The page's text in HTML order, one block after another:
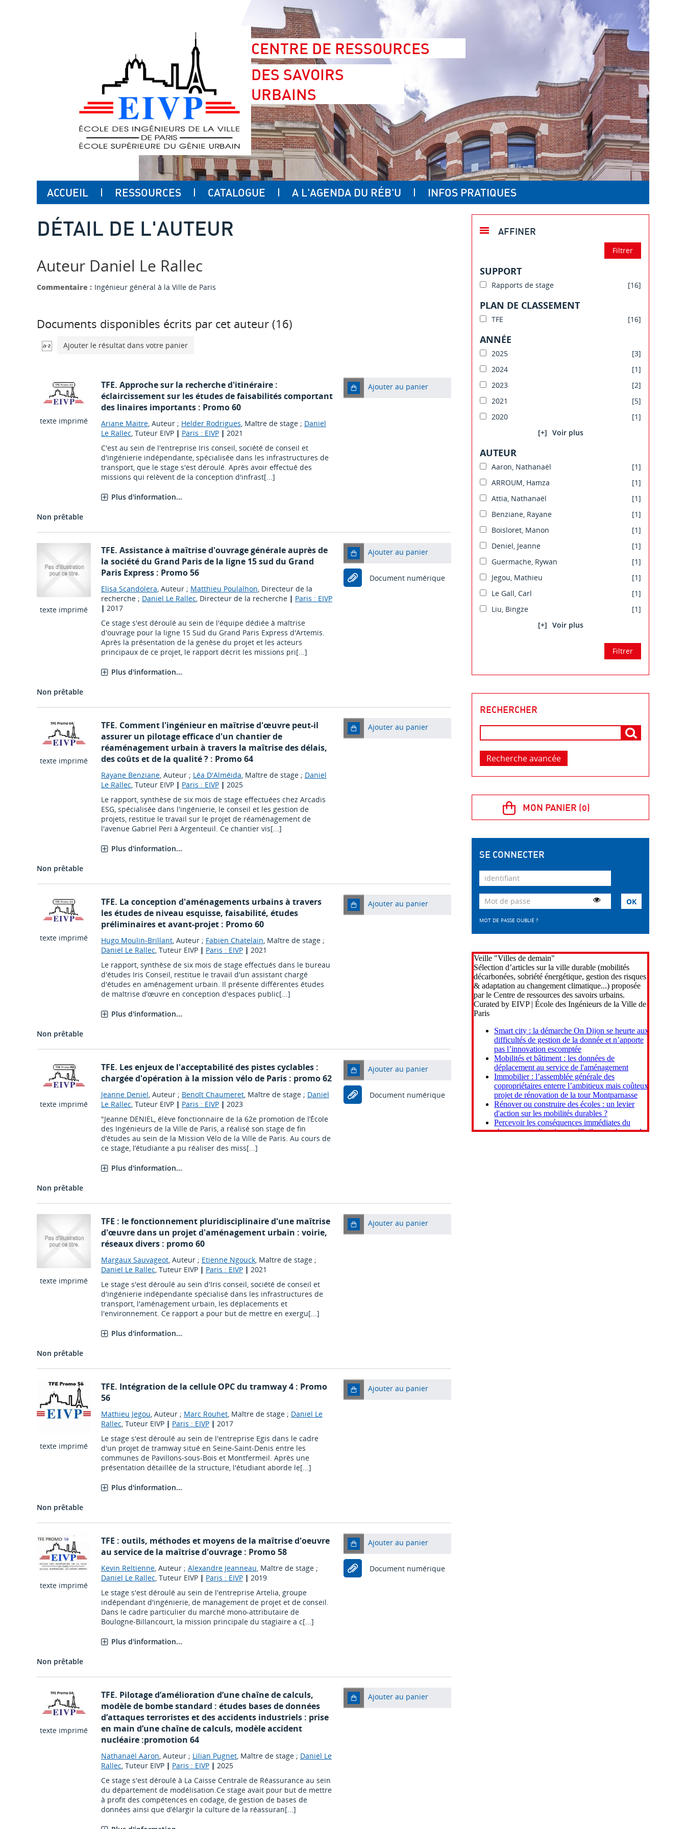
CENTRE DE RESSOURCES
DES SAVOIRS
URBAINS
ACCUEIL RESSOURCES CATALOGUE A L'AGENDA DU RÉB'U INFOS PRATIQUES
DÉTAIL DE L'AUTEUR
Auteur Daniel Le Rallec
Commentaire : Ingénieur général à la Ville de Paris
Documents disponibles écrits par cet auteur (16)
Ajouter le résultat dans votre panier
texte imprimé
TFE. Approche sur la recherche d'itinéraire :
éclaircissement sur les études de faisabilités comportant
des linaires importants : Promo 60
Ariane Maitre, Auteur ; Helder Rodrigues, Maître de stage ; Daniel
Le Rallec, Tuteur EIVP | Paris : EIVP| 2021
C'est au sein de l'entreprise Iris conseil, société de conseil et
d'ingénierie indépendante, spécialisée dans les infrastructures de
transport, que le stage s'est déroulé. Après avoir effectué des
missions qui relèvent de la conception d'infrast[...]
Plus d'information...
Ajouter au panier
Non prêtable
texte imprimé
TFE. Assistance à maîtrise d'ouvrage générale auprès de
la société du Grand Paris de la ligne 15 sud du Grand
Paris Express : Promo 56
Elisa Scandolera, Auteur ; Matthieu Poulalhon, Directeur de la
recherche ; Daniel Le Rallec, Directeur de la recherche | Paris : EIVP
| 2017
Ce stage s'est déroulé au sein de l'équipe dédiée à maîtrise
d'ouvrage pour la ligne 15 Sud du Grand Paris Express d'Artemis.
Après la présentation de la genèse du projet et les acteurs
principaux de ce projet, le rapport décrit les missions pri[...]
Plus d'information...
Ajouter au panier
Document numérique
Non prêtable
texte imprimé
TFE. Comment l'ingénieur en maîtrise d'œuvre peut-il
assurer un pilotage efficace d'un chantier de
réaménagement urbain à travers la maîtrise des délais,
des coûts et de la qualité ? : Promo 64
Rayane Benziane, Auteur ; Léa D'Alméida, Maître de stage ; Daniel
Le Rallec, Tuteur EIVP | Paris : EIVP| 2025
Le rapport, synthèse de six mois de stage effectuées chez Arcadis
ESG, spécialisée dans l'ingénierie, le conseil et les gestion de
projets, restitue le travail sur le projet de réaménagement de
l'avenue Gabriel Peri à Argenteuil. Ce chantier vis[...]
Plus d'information...
Ajouter au panier
Non prêtable
texte imprimé
TFE. La conception d'aménagements urbains à travers
les études de niveau esquisse, faisabilité, études
préliminaires et avant-projet : Promo 60
Hugo Moulin-Brillant, Auteur ; Fabien Chatelain, Maître de stage ;
Daniel Le Rallec, Tuteur EIVP | Paris : EIVP| 2021
Le rapport, synthèse de six mois de stage effectués dans le bureau
d'études Iris Conseil, restitue le travail d'un assistant chargé
d'études en aménagement urbain. Il présente différentes études
de maîtrise d’œuvre en conception d'espaces public[...]
Plus d'information...
Ajouter au panier
Non prêtable
texte imprimé
TFE. Les enjeux de l'acceptabilité des pistes cyclables :
chargée d'opération à la mission vélo de Paris : promo 62
Jeanne Deniel, Auteur ; Benoît Chaumeret, Maître de stage ; Daniel
Le Rallec, Tuteur EIVP | Paris : EIVP| 2023
"Jeanne DENIEL, élève fonctionnaire de la 62e promotion de l’École
des Ingénieurs de la Ville de Paris, a réalisé son stage de fin
d’études au sein de la Mission Vélo de la Ville de Paris. Au cours de
ce stage, l’étudiante a pu réaliser des miss[...]
Plus d'information...
Ajouter au panier
Document numérique
Non prêtable
texte imprimé
TFE : le fonctionnement pluridisciplinaire d'une maîtrise
d'œuvre dans un projet d'aménagement urbain : voirie,
réseaux divers : promo 60
Margaux Sauvageot, Auteur ; Etienne Ngouck, Maître de stage ;
Daniel Le Rallec, Tuteur EIVP | Paris : EIVP| 2021
Le stage s'est déroulé au sein d'Iris conseil, société de conseil et
d'ingénierie indépendante spécialisé dans les infrastructures de
transport, l'aménagement urbain, les déplacements et
l'environnement. Ce rapport a pour but de mettre en exergu[...]
Plus d'information...
Ajouter au panier
Non prêtable
texte imprimé
TFE. Intégration de la cellule OPC du tramway 4 : Promo
56
Mathieu Jegou, Auteur ; Marc Rouhet, Maître de stage ; Daniel Le
Rallec, Tuteur EIVP | Paris : EIVP| 2017
Le stage s'est déroulé au sein de l'entreprise Egis dans le cadre
d'un projet de tramway situé en Seine-Saint-Denis entre les
communes de Pavillons-sous-Bois et Montfermeil. Après une
présentation détaillée de la structure, l'étudiant aborde le[...]
Plus d'information...
Ajouter au panier
Non prêtable
texte imprimé
TFE : outils, méthodes et moyens de la maîtrise d'oeuvre
au service de la maîtrise d'ouvrage : Promo 58
Kevin Reltienne, Auteur ; Alexandre Jeanneau, Maître de stage ;
Daniel Le Rallec, Tuteur EIVP | Paris : EIVP| 2019
Le stage s'est déroulé au sein de l'entreprise Artelia, groupe
indépendant d'ingénierie, de management de projet et de conseil.
Dans le cadre particulier du marché mono-attributaire de
Boulogne-Billancourt, la mission principale du stagiaire a c[...]
Plus d'information...
Ajouter au panier
Document numérique
Non prêtable
texte imprimé
TFE. Pilotage d’amélioration d’une chaîne de calculs,
modèle de bombe standard : études bases de données
d’attaques terroristes et des accidents industriels : prise
en main d’une chaîne de calculs, modèle accident
nucléaire :promotion 64
Nathanaël Aaron, Auteur ; Lilian Pugnet, Maître de stage ; Daniel Le
Rallec, Tuteur EIVP | Paris : EIVP| 2025
Ce stage s'est déroulé à La Caisse Centrale de Réassurance au sein
du département de modélisation.Ce stage avait pour but de mettre
à profit des compétences en codage, de gestion de bases de
données ainsi que d’élargir la culture de la réassuran[...]
Ajouter au panier
AFFINER
SUPPORT
Rapports de stage [16]
PLAN DE CLASSEMENT
TFE [16]
ANNÉE
2025
[3]
2024
[1]
2023
[2]
2021
[5]
2020
[1]
[+]
AUTEUR
Aaron, Nathanaël
[1]
ARROUM, Hamza
[1]
Attia, Nathanaël
[1]
Benziane, Rayane
[1]
Boisloret, Manon
[1]
Deniel, Jeanne
[1]
Guermache, Rywan
[1]
Jegou, Mathieu
[1]
Le Gall, Carl
[1]
Liu, Bingze
[1]
[+]
RECHERCHER
Recherche avancée
SE CONNECTER
MOT DE PASSE OUBLIÉ ?